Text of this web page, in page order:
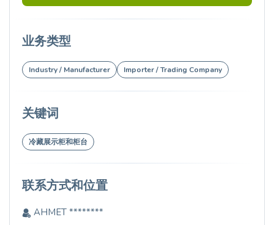
业务类型
Industry / Manufacturer Importer / Trading Company
关键词
冷藏展示柜和柜台
联系方式和位置
AHMET ********